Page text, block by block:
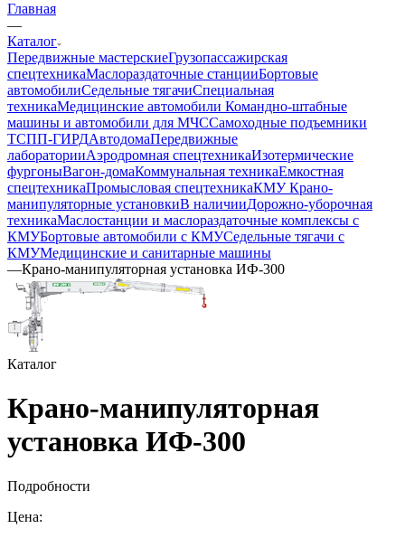
Главная
—
Каталог
Передвижные мастерскиеГрузопассажирская
спецтехникаМаслораздаточные станцииБортовые
автомобилиСедельные тягачиСпециальная
техникаМедицинские автомобили Командно-штабные
машины и автомобили для МЧССамоходные подъемники
ТСПП-ГИРДАвтодомаПередвижные
лабораторииАэродромная спецтехникаИзотермические
фургоныВагон-домаКоммунальная техникаЕмкостная
спецтехникаПромысловая спецтехникаКМУ Крано-
манипуляторные установкиВ наличииДорожно-уборочная
техникаМаслостанции и маслораздаточные комплексы с
КМУБортовые автомобили с КМУСедельные тягачи с
КМУМедицинские и санитарные машины
—Крано-манипуляторная установка ИФ-300
Каталог
Крано-манипуляторная
установка ИФ-300
Подробности
Цена: